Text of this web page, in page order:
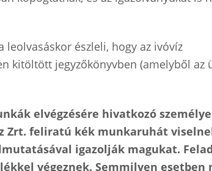
észleli, hogy az ivóvíz
kitöltött jegyzőkönyvben (amelyből az
elvégzésére hivatkozó
Zrt. feliratú kék munkaruhát
igazolják magukat.
végeznek. Semmilyen esetben